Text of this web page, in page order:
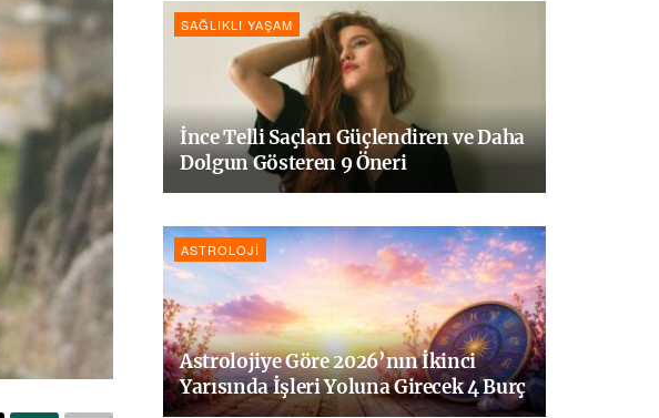
SAĞLIKLI YAŞAM
İnce Telli Saçları Güçlendiren ve Daha
Dolgun Gösteren 9 Öneri
ASTROLOJI
Astrolojiye Göre 2026’nın İkinci
Yarısında İşleri Yoluna Girecek 4 Burç